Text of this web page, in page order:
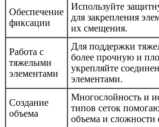
Обеспечение
фиксации
Используйте
для закрепления
их смещения.
Работа с
тяжелыми
элементами
Для поддержки
более прочную и
укрепляйте
элементами.
Создание
объема
Многослойность и
типов сеток
объема и